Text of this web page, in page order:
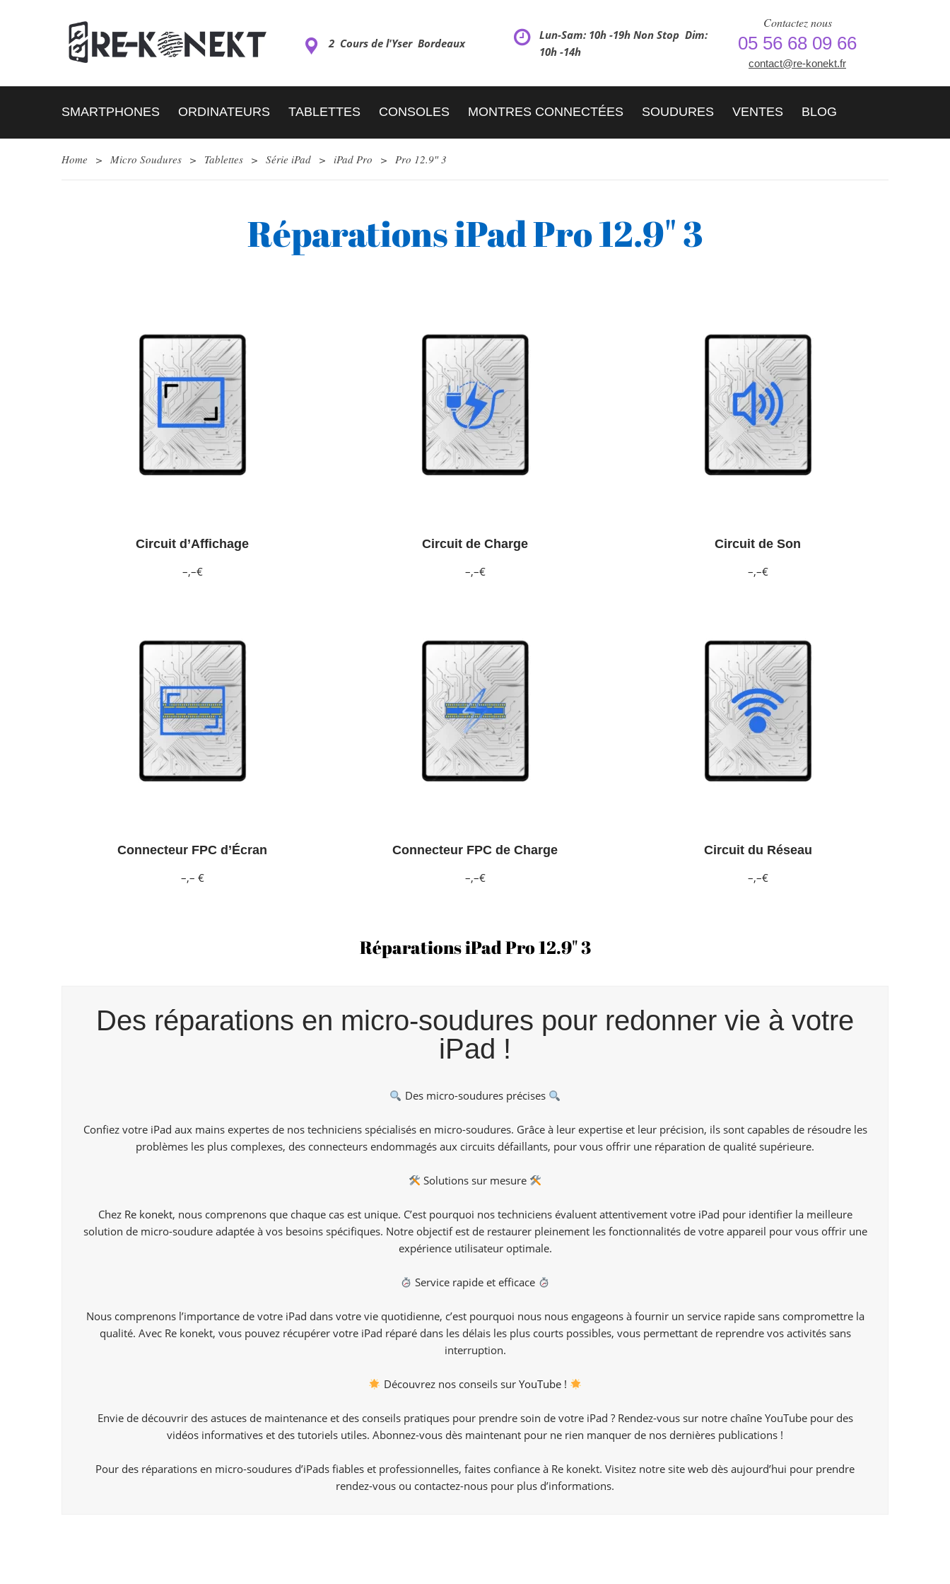
2 Cours de l'Yser Bordeaux
Lun-Sam: 10h -19h Non Stop Dim:
10h -14h
Contactez nous
05 56 68 09 66
contact@re-konekt.fr
SMARTPHONES ORDINATEURS TABLETTES CONSOLES MONTRES CONNECTÉES SOUDURES VENTES BLOG
Home > Micro Soudures > Tablettes > Série iPad > iPad Pro > Pro 12.9″ 3
Réparations iPad Pro 12.9" 3
Circuit d’Affichage
–,–€
Circuit de Charge
–,–€
Circuit de Son
–,–€
Connecteur FPC d’Écran
–,– €
Connecteur FPC de Charge
–,–€
Circuit du Réseau
–,–€
Réparations iPad Pro 12.9" 3
Des réparations en micro-soudures pour redonner vie à votre
iPad !
Des micro-soudures précises
Confiez votre iPad aux mains expertes de nos techniciens spécialisés en micro-soudures. Grâce à leur expertise et leur précision, ils sont capables de résoudre les
problèmes les plus complexes, des connecteurs endommagés aux circuits défaillants, pour vous offrir une réparation de qualité supérieure.
Solutions sur mesure
Chez Re konekt, nous comprenons que chaque cas est unique. C’est pourquoi nos techniciens évaluent attentivement votre iPad pour identifier la meilleure
solution de micro-soudure adaptée à vos besoins spécifiques. Notre objectif est de restaurer pleinement les fonctionnalités de votre appareil pour vous offrir une
expérience utilisateur optimale.
Service rapide et efficace
Nous comprenons l’importance de votre iPad dans votre vie quotidienne, c’est pourquoi nous nous engageons à fournir un service rapide sans compromettre la
qualité. Avec Re konekt, vous pouvez récupérer votre iPad réparé dans les délais les plus courts possibles, vous permettant de reprendre vos activités sans
interruption.
Découvrez nos conseils surYouTube !
Envie de découvrir des astuces de maintenance et des conseils pratiques pour prendre soin de votre iPad ? Rendez-vous sur notre chaîne YouTube pour des
vidéos informatives et des tutoriels utiles. Abonnez-vous dès maintenant pour ne rien manquer de nos dernières publications !
Pour des réparations en micro-soudures d’iPads fiables et professionnelles, faites confiance à Re konekt. Visitez notre site web dès aujourd’hui pour prendre
rendez-vous ou contactez-nous pour plus d’informations.